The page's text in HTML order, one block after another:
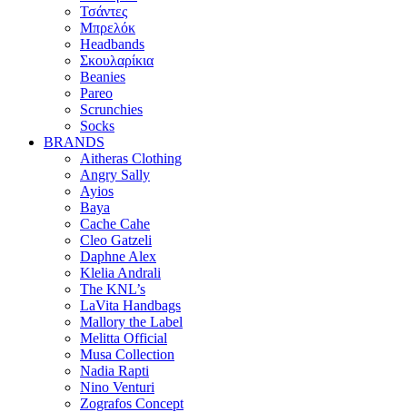
Τσάντες
Μπρελόκ
Headbands
Σκουλαρίκια
Beanies
Pareo
Scrunchies
Socks
BRANDS
Aitheras Clothing
Angry Sally
Ayios
Baya
Cache Cahe
Cleo Gatzeli
Daphne Alex
Klelia Andrali
The KNL’s
LaVita Handbags
Mallory the Label
Melitta Official
Musa Collection
Nadia Rapti
Nino Venturi
Zografos Concept